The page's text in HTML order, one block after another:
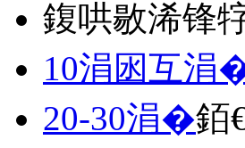
鍑哄敭浠锋
10涓囦互涓
20-30涓�銆